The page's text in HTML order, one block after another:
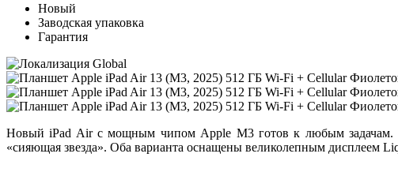
Новый
Заводская упаковка
Гарантия
Новый iPad Air с мощным чипом Apple M3 готов к любым задачам.
«сияющая звезда». Оба варианта оснащены великолепным дисплеем